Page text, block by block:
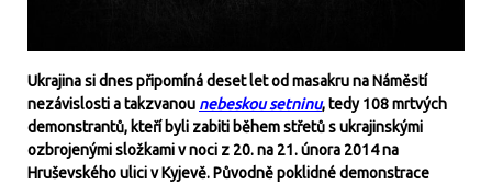
Ukrajina si dnes připomíná deset let od masakru na Náměstí
nezávislosti a takzvanou nebeskou setninu, tedy 108 mrtvých
demonstrantů, kteří byli zabiti během střetů s ukrajinskými
ozbrojenými složkami v noci z 20. na 21. února 2014 na
Hruševského ulici v Kyjevě. Původně poklidné demonstrace